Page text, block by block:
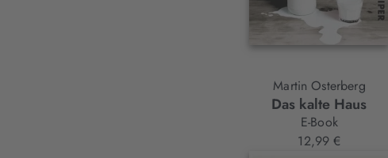
Martin Osterberg
Das kalte Haus
E-Book
12,99 €